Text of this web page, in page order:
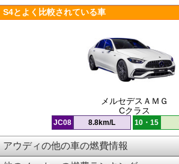
S4とよく比較されている車
メルセデスＡＭＧ
Cクラス
JC08 8.8km/L 10・15
アウディの他の車の燃費情報